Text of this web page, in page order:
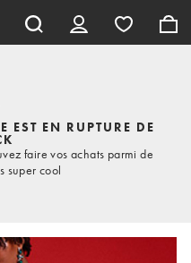
EST EN RUPTURE DE
faire vos achats parmi de
super cool